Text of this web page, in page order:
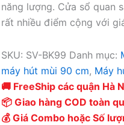
năng lượng. Cửa sổ quan
rất nhiều điểm cộng với
SKU: SV-BK99 Danh mục:
máy hút mùi 90 cm, Máy
🚚 FreeShip các quận Hà
📦 Giao hàng COD toàn
💰 Giá Combo hoặc Số